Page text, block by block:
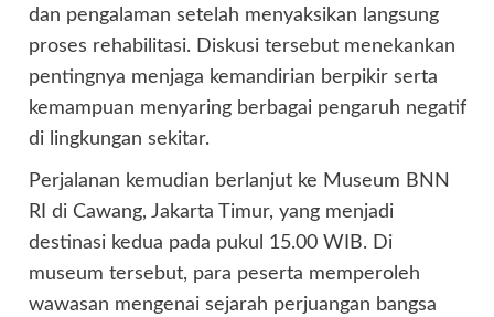
dan pengalaman setelah menyaksikan langsung
proses rehabilitasi. Diskusi tersebut menekankan
pentingnya menjaga kemandirian berpikir serta
kemampuan menyaring berbagai pengaruh negatif
di lingkungan sekitar.
Perjalanan kemudian berlanjut ke Museum BNN
RI di Cawang, Jakarta Timur, yang menjadi
destinasi kedua pada pukul 15.00 WIB. Di
museum tersebut, para peserta memperoleh
wawasan mengenai sejarah perjuangan bangsa